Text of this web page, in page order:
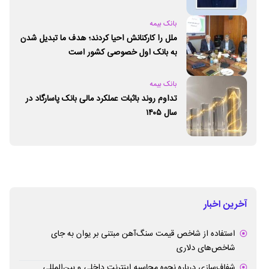
بانک بیمه
ملل را کارکنانش احیا کردند؛ هدف ما تبدیل شدن
به بانک اول خصوصی کشور است
بانک بیمه
تداوم روند باثبات عملکرد مالی بانک پاسارگاد در
سال ۱۴۰۵
آخرین اخبار
استفاده از شاخص قیمت سنگ‌آهن مبتنی بر یوان به جای
شاخص‌های دلاری